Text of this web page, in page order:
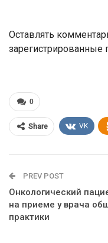
Оставлять
зарегистрированные
0
Share VK
PREV POST
Онкологический
на приеме у врача
практики